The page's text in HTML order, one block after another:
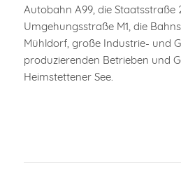
Autobahn A99, die Staatsstraße
Umgehungsstraße M1, die
Mühldorf, große Industrie- und
produzierenden Betrieben und
Heimstettener See.